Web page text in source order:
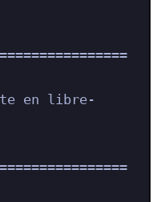
en libre-